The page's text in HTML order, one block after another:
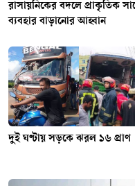
রাসায়নিকের বদলে প্রাকৃতিক
ব্যবহার বাড়ানোর আহ্বান
দুই ঘণ্টায় সড়কে ঝরল ১৬ প্রাণ